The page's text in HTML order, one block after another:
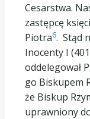
Cesarstwa.
zastępcę
Piotra6. Stąd
Inocenty I
oddelegował
go Biskupem
że Biskup
uprawniony